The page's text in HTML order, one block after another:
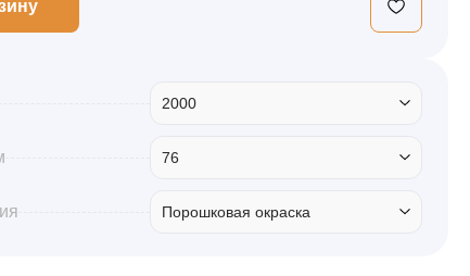
2000
76
Порошковая окраска